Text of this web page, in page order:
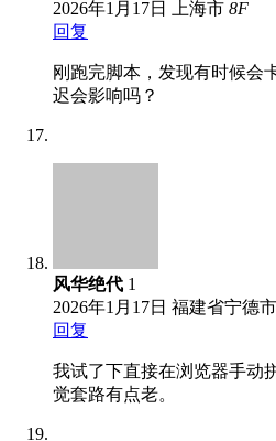
2026年1月17日
上海市 8F
回复
刚跑完脚本，发现有时候会
迟会影响吗？
风华绝代 1
2026年1月17日 福建省宁德市
回复
我试了下直接在浏览器手动
觉套路有点老。